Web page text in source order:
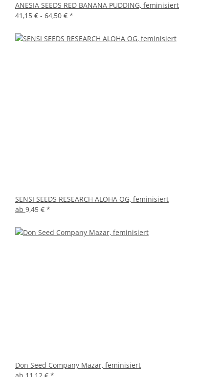
ANESIA SEEDS RED BANANA PUDDING, feminisiert
41,15 € - 64,50 € *
SENSI SEEDS RESEARCH ALOHA OG, feminisiert
ab 9,45 € *
Don Seed Company Mazar, feminisiert